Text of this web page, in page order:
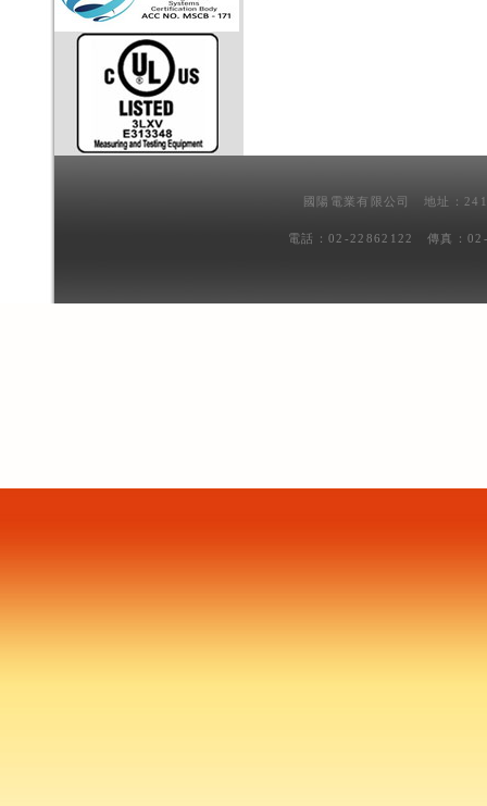
國陽電業有限公司 地址：
電話：02-22862122 傳真：